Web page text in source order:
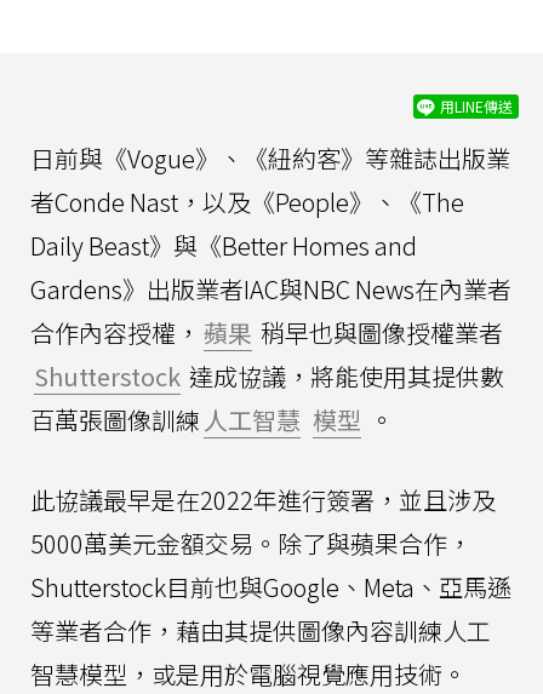
用LINE傳送
日前與《Vogue》、《紐約客》等雜誌出版業
者Conde Nast，以及《People》、《The
Daily Beast》與《Better Homes and
Gardens》出版業者IAC與NBC News在內業者
合作內容授權， 蘋果 稍早也與圖像授權業者
Shutterstock 達成協議，將能使用其提供數
百萬張圖像訓練 人工智慧 模型 。
此協議最早是在2022年進行簽署，並且涉及
5000萬美元金額交易。除了與蘋果合作，
Shutterstock目前也與Google、Meta、亞馬遜
等業者合作，藉由其提供圖像內容訓練人工
智慧模型，或是用於電腦視覺應用技術。